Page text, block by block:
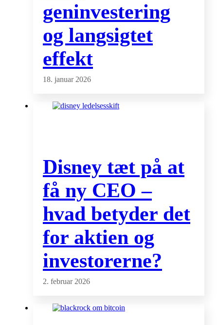
geninvestering
og langsigtet
effekt
18. januar 2026
Disney tæt på at
få ny CEO –
hvad betyder det
for aktien og
investorerne?
2. februar 2026